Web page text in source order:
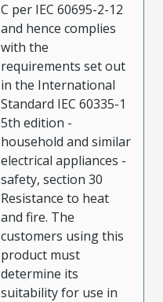
C per IEC 60695-2-12
and hence complies
with the
requirements set out
in the International
Standard IEC 60335-1
5th edition -
household and similar
electrical appliances -
safety, section 30
Resistance to heat
and fire. The
customers using this
product must
determine its
suitability for use in